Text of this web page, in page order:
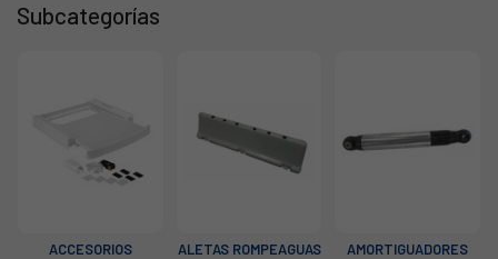
Subcategorías
ACCESORIOS ALETAS ROMPEAGUAS AMORTIGUADORES